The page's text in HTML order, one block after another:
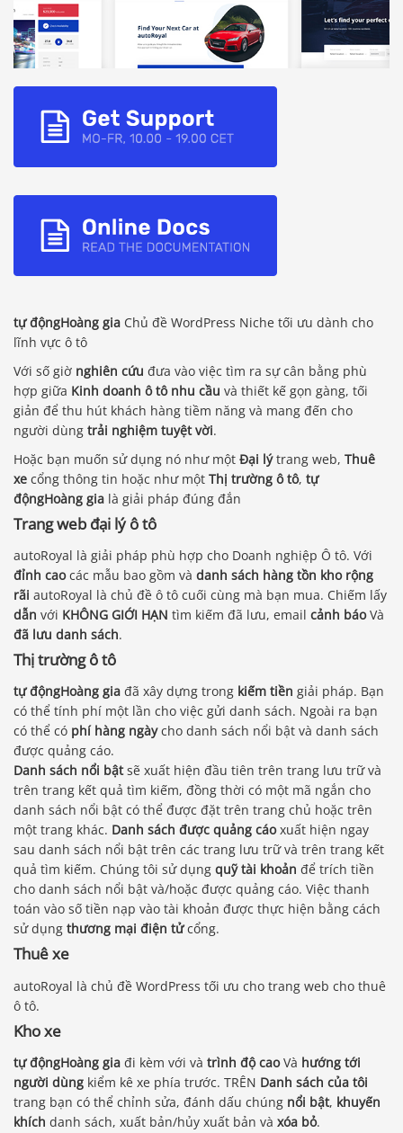
tự độngHoàng gia Chủ đề WordPress Niche tối ưu dành cho
lĩnh vực ô tô
Với số giờ nghiên cứu đưa vào việc tìm ra sự cân bằng phù
hợp giữa Kinh doanh ô tô nhu cầu và thiết kế gọn gàng, tối
giản để thu hút khách hàng tiềm năng và mang đến cho
người dùng trải nghiệm tuyệt vời.
Hoặc bạn muốn sử dụng nó như một Đại lýtrang web, Thuê
xe cổng thông tin hoặc như một Thị trường ô tô, tự
độngHoàng gia là giải pháp đúng đắn
Trang web đại lý ô tô
autoRoyal là giải pháp phù hợp cho Doanh nghiệp Ô tô. Với
đỉnh caocác mẫu bao gồm và danh sách hàng tồn kho rộng
rãi autoRoyal là chủ đề ô tô cuối cùng mà bạn mua. Chiếm lấy
dẫn với KHÔNG GIỚI HẠN tìm kiếm đã lưu, email cảnh báoVà
đã lưu danh sách.
Thị trường ô tô
tự độngHoàng gia đã xây dựng trong kiếm tiền giải pháp. Bạn
có thể tính phí một lần cho việc gửi danh sách. Ngoài ra bạn
có thể có phí hàng ngàycho danh sách nổi bật và danh sách
được quảng cáo.
Danh sách nổi bậtsẽ xuất hiện đầu tiên trên trang lưu trữ và
trên trang kết quả tìm kiếm, đồng thời có một mã ngắn cho
danh sách nổi bật có thể được đặt trên trang chủ hoặc trên
một trang khác. Danh sách được quảng cáoxuất hiện ngay
sau danh sách nổi bật trên các trang lưu trữ và trên trang kết
quả tìm kiếm. Chúng tôi sử dụng quỹ tài khoản để trích tiền
cho danh sách nổi bật và/hoặc được quảng cáo. Việc thanh
toán vào số tiền nạp vào tài khoản được thực hiện bằng cách
sử dụng thương mại điện tửcổng.
Thuê xe
autoRoyal là chủ đề WordPress tối ưu cho trang web cho thuê
ô tô.
Kho xe
tự độngHoàng gia đi kèm với và trình độ caoVà hướng tới
người dùng kiểm kê xe phía trước. TRÊN Danh sách của tôi
trang bạn có thể chỉnh sửa, đánh dấu chúng nổi bật, khuyến
khích danh sách, xuất bản/hủy xuất bản và xóa bỏ.